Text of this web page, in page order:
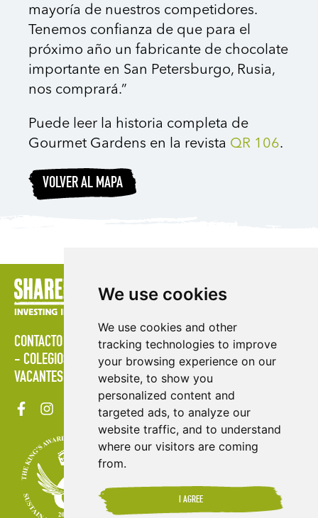
We use cookies
We use cookies and other
tracking technologies to improve
your browsing experience on our
website, to show you
personalized content and
targeted ads, to analyze our
website traffic, and to understand
where our visitors are coming
from.
I AGREE
mayoría de nuestros competidores.
Tenemos confianza de que para el
próximo año un fabricante de chocolate
importante en San Petersburgo, Rusia,
nos comprará.”
Puede leer la historia completa de
Gourmet Gardens en la revista QR 106.
VOLVER AL MAPA
CONTACTO POLÍTICAS ÁREA DE PRENSA
PUBLICACIONES
COLEGIOS
MAPA DEL SITIO
TÉRMINOS & CONDICIONES
VACANTES